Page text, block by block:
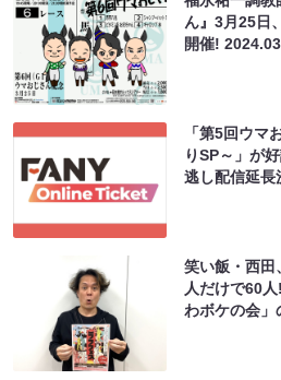
ん』3月25日
開催!
「第5回ウマ
りSP～」が
逃し配信延
笑い飯・西
人だけで60
わボケの会